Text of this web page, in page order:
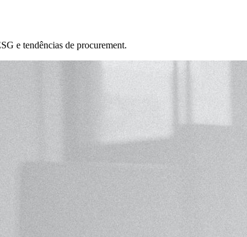
e tendências de procurement.